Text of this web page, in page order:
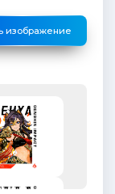
изображение